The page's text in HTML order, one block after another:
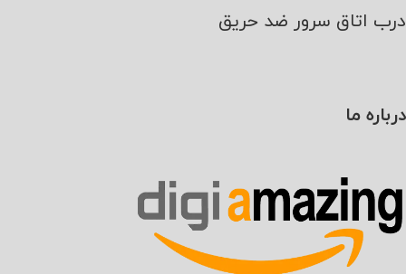
درب اتاق سرور ضد حریق
درباره ما